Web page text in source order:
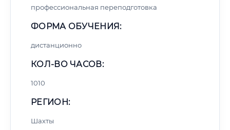
профессиональная переподготовка
ФОРМА ОБУЧЕНИЯ:
дистанционно
КОЛ-ВО ЧАСОВ:
1010
РЕГИОН:
Шахты